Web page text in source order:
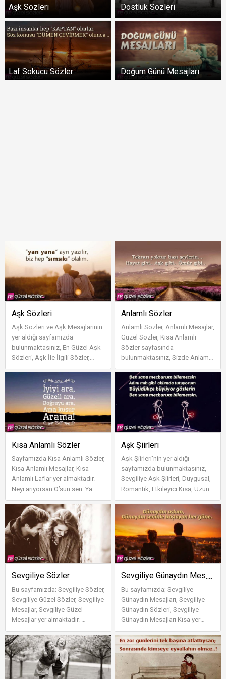
Aşk Sözleri Dostluk Sözleri
Laf Sokucu Sözler Doğum Günü Mesajları
Aşk Sözleri
Aşk Sözleri ve Aşk Mesajlarının
yer aldığı sayfamızda
bulunmaktasınız, En Güzel Aşk
Sözleri, Aşk İle İlgili Sözler,
Sevgiliye Harika Aşk Sözleri'ni
Anlamlı Sözler
Anlamlı Sözler, Anlamlı Mesajlar,
Güzel Sözler, Kısa Anlamlı
Sözler sayfasında
bulunmaktasınız, Sizde Anlamlı
Söz eklemek istiyorsanız yorum
bölümünü ...
Kısa Anlamlı Sözler
Sayfamızda Kısa Anlamlı Sözler,
Kısa Anlamlı Mesajlar, Kısa
Anlamlı Laflar yer almaktadır.
Neyi arıyorsan O’sun sen. Ya
ümit sizsiniz, ya ümitsi...
Aşk Şiirleri
Aşk Şiirleri'nin yer aldığı
sayfamızda bulunmaktasınız,
Sevgiliye Aşk Şiirleri, Duygusal,
Romantik, Etkileyici Kısa, Uzun
ve En Güzel Aşk Şiirleri 202...
Sevgiliye Sözler
Bu sayfamızda; Sevgiliye Sözler,
Sevgiliye Güzel Sözler, Sevgiliye
Mesajlar, Sevgiliye Güzel
Mesajlar yer almaktadır.
SEVGİLİYE GÜZEL SÖZLER Aş...
Sevgiliye Günaydın Mesajları
Bu sayfamızda; Sevgiliye
Günaydın Mesajları, Sevgiliye
Günaydın Sözleri, Sevgiliye
Günaydın Mesajları Kısa yer
almaktadır. Gözlerimi açtığımda
karşım...